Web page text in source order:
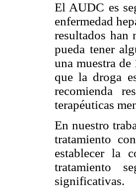
El AUDC es
enfermedad
resultados han
pueda tener
una muestra
que la droga
recomienda
terapéuticas
En nuestro
tratamiento
establecer la
tratamiento
significativas.